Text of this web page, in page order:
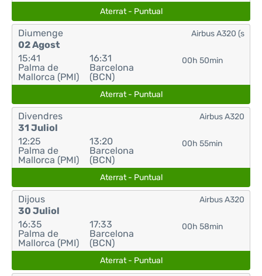
Aterrat - Puntual
Diumenge
02 Agost
15:41
Palma de
Mallorca (PMI)
16:31
Barcelona
(BCN)
00h 50min
Airbus A320 (s
Aterrat - Puntual
Divendres
31 Juliol
12:25
Palma de
Mallorca (PMI)
13:20
Barcelona
(BCN)
00h 55min
Airbus A320
Aterrat - Puntual
Dijous
30 Juliol
16:35
Palma de
Mallorca (PMI)
17:33
Barcelona
(BCN)
00h 58min
Airbus A320
Aterrat - Puntual